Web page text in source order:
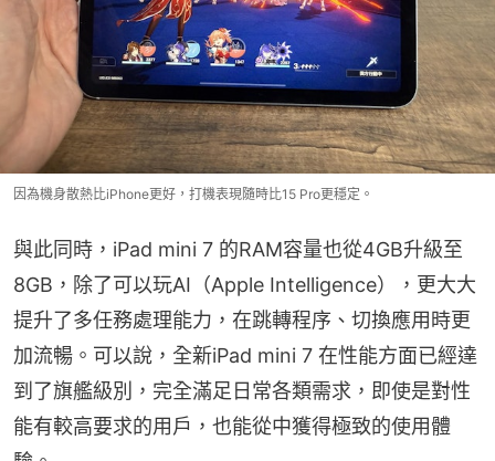
因為機身散熱比iPhone更好，打機表現隨時比15 Pro更穩定。
與此同時，iPad mini 7 的RAM容量也從4GB升級至
8GB，除了可以玩AI（Apple Intelligence），更大大
提升了多任務處理能力，在跳轉程序、切換應用時更
加流暢。可以說，全新iPad mini 7 在性能方面已經達
到了旗艦級別，完全滿足日常各類需求，即使是對性
能有較高要求的用戶，也能從中獲得極致的使用體